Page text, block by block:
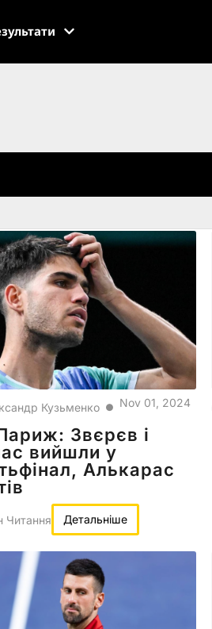
Кузьменко ● Nov 01, 2024
Звєрєв і
вийшли у
Алькарас
Читання Детальніше